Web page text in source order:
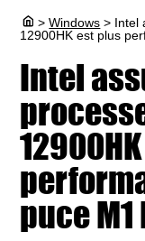
> Windows > Intel
12900HK est plus
Intel
puce